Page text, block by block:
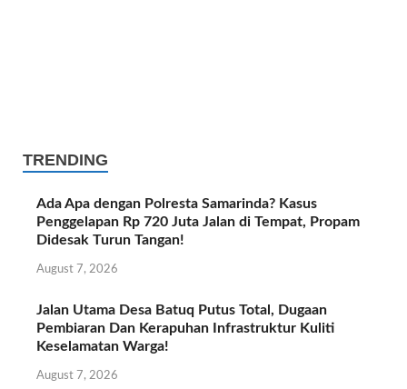
TRENDING
Ada Apa dengan Polresta Samarinda? Kasus
Penggelapan Rp 720 Juta Jalan di Tempat, Propam
Didesak Turun Tangan!
August 7, 2026
Jalan Utama Desa Batuq Putus Total, Dugaan
Pembiaran Dan Kerapuhan Infrastruktur Kuliti
Keselamatan Warga!
August 7, 2026